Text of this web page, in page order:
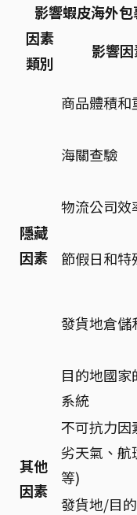
影響蝦皮海外
因素
類別
影響
隱藏
因素
商品體積和
海關查驗
物流公司效
節假日和特
發貨地倉儲
目的地國家
系統
其他
因素
不可抗力因
劣天氣、航
等)
發貨地/目